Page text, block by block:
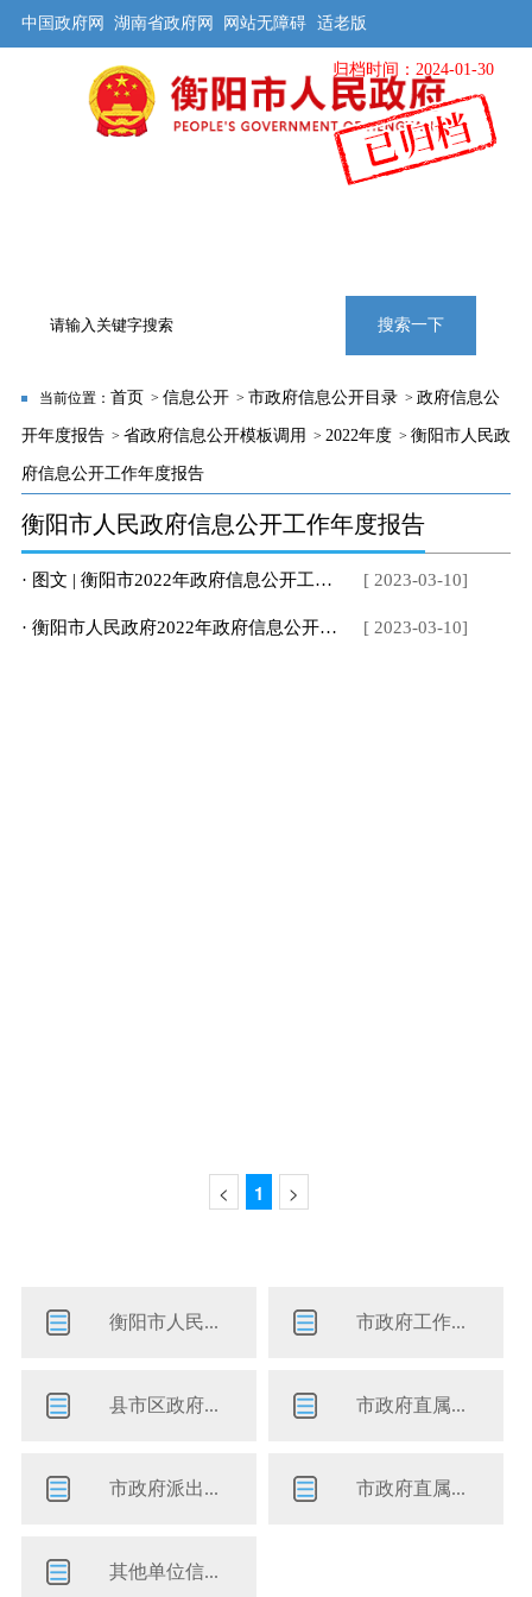
归档时间：2024-01-30
中国政府网 湖南省政府网 网站无障碍 适老版
解读
搜索一下
当前位置： 首页 > 信息公开> 市政府信息公开目录> 政府信息公
开年度报告> 省政府信息公开模板调用 > 2022年度> 衡阳市人民政
府信息公开工作年度报告
衡阳市人民政府信息公开工作年度报告
· 图文 | 衡阳市2022年政府信息公开工作年度报告[ 2023-03-10]
· 衡阳市人民政府2022年政府信息公开工作年度报告
[ 2023-03-10]
< 1 >
衡阳市人民... 市政府工作...
县市区政府... 市政府直属...
市政府派出... 市政府直属...
其他单位信...